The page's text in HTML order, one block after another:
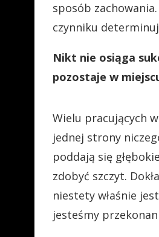
sposób
czynniku
Nikt nie osiąga
pozostaje w
Wielu pracujących
jednej strony
poddają się
zdobyć szczyt.
niestety właśnie
jesteśmy